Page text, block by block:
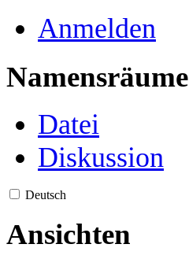
Anmelden
Namensräume
Datei
Diskussion
Deutsch
Ansichten